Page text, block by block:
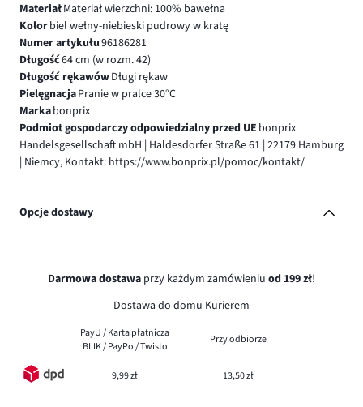
MateriałMateriał wierzchni: 100% bawełna
Kolorbiel wełny-niebieski pudrowy w kratę
Numer artykułu96186281
Długość64 cm (w rozm. 42)
Długość rękawówDługi rękaw
PielęgnacjaPranie w pralce 30°C
Markabonprix
Podmiot gospodarczy odpowiedzialny przed UE bonprix
Handelsgesellschaft mbH | Haldesdorfer Straße 61 | 22179 Hamburg
| Niemcy, Kontakt: https://www.bonprix.pl/pomoc/kontakt/
Opcje dostawy
Darmowa dostawa przy każdym zamówieniu od 199 zł!
Dostawa do domu Kurierem
PayU / Karta płatnicza
BLIK / PayPo / Twisto
Przy odbiorze
9,99 zł 13,50 zł